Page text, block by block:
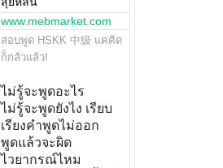
www.mebmarket.com
สอบพูด HSKK 中级 แค่คิด
ก็กลัวแล้ว!
ไม่รู้จะพูดอะไร
ไม่รู้จะพูดยังไง เรียบ
เรียงคำพูดไม่ออก
พูดแล้วจะผิด
ไวยากรณ์ไหม